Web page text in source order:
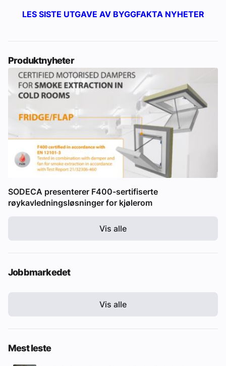
LES SISTE UTGAVE AV BYGGFAKTA NYHETER
Produktnyheter
SODECA presenterer F400-sertifiserte
røykavledningsløsninger for kjølerom
Vis alle
Jobbmarkedet
Vis alle
Mest leste